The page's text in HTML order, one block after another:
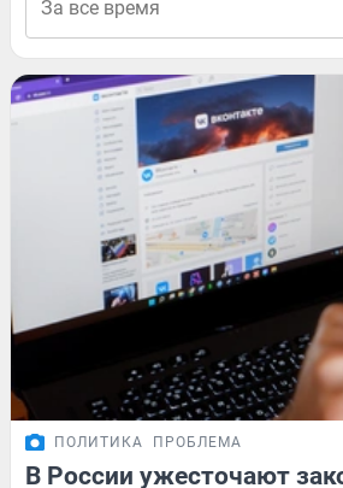
ПОЛИТИКА ПРОБЛЕМА
В России ужесточают